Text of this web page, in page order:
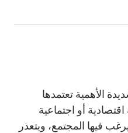
الأهمية تعتمدها
أو اجتماعية
فيها المجتمع، ويتعذر